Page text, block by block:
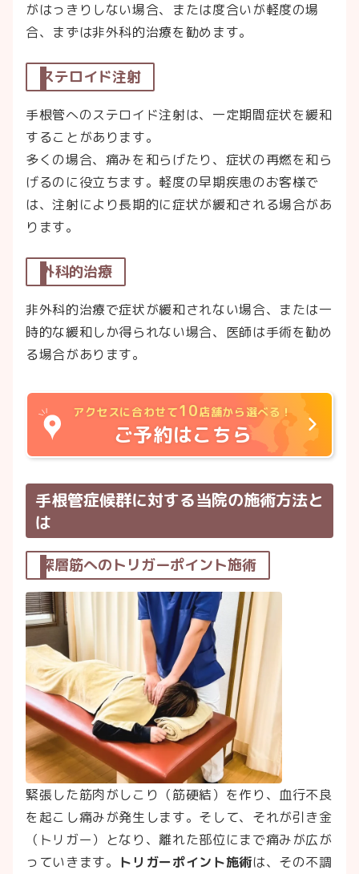
がはっきりしない場合、または度合いが軽度の場
合、まずは非外科的治療を勧めます。
ステロイド注射
手根管へのステロイド注射は、一定期間症状を緩和
することがあります。
多くの場合、痛みを和らげたり、症状の再燃を和ら
げるのに役立ちます。軽度の早期疾患のお客様で
は、注射により長期的に症状が緩和される場合があ
ります。
外科的治療
非外科的治療で症状が緩和されない場合、または一
時的な緩和しか得られない場合、医師は手術を勧め
る場合があります。
アクセスに合わせて10店舗から選べる！
ご予約はこちら
手根管症候群に対する当院の施術方法と
は
深層筋へのトリガーポイント施術
緊張した筋肉がしこり（筋硬結）を作り、血行不良
を起こし痛みが発生します。そして、それが引き金
（トリガー）となり、離れた部位にまで痛みが広が
っていきます。 トリガーポイント施術は、その不調